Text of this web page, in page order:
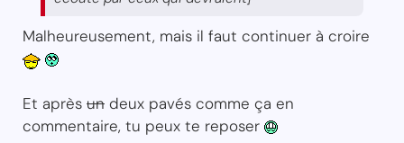
Malheureusement, mais il faut continuer à croire
Et après un deux pavés comme ça en
commentaire, tu peux te reposer